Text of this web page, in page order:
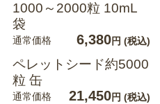
1000～2000粒 10mL
袋
通常価格 6,380円 (税込)
ペレットシード約5000
粒 缶
通常価格 21,450円 (税込)